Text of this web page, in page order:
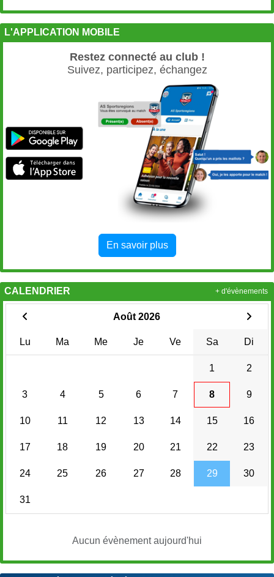
L'APPLICATION MOBILE
Restez connecté au club !
Suivez, participez, échangez
En savoir plus
CALENDRIER
Août 2026
Lu Ma Me Je Ve Sa Di
1 2
3 4 5 6 7 8 9
10 11 12 13 14 15 16
17 18 19 20 21 22 23
24 25 26 27 28 29 30
31
Aucun évènement aujourd'hui
+ d'évènements